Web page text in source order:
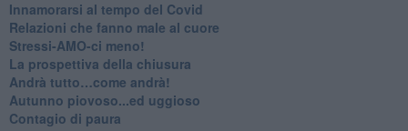
Innamorarsi al tempo del Covid
​Relazioni che fanno male al cuore
​Stressi-AMO-ci meno!
​La prospettiva della chiusura
​Andrà tutto…come andrà!
Autunno piovoso...ed uggioso
​Contagio di paura